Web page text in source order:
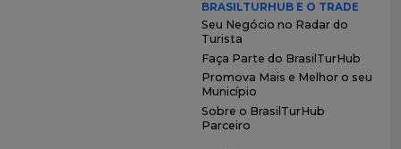
BRASILTURHUB E O TRADE
Seu Negócio no Radar do
Turista
Faça Parte do BrasilTurHub
Promova Mais e Melhor o seu
Município
Sobre o BrasilTurHub
Parceiro